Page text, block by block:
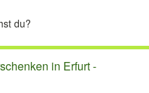
in Erfurt -